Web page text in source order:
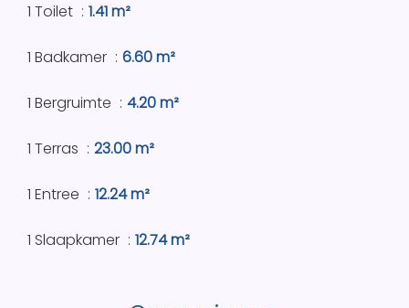
1 Toilet 1.41 m²
1 Badkamer 6.60 m²
1 Bergruimte 4.20 m²
1 Terras 23.00 m²
1 Entree 12.24 m²
1 Slaapkamer 12.74 m²